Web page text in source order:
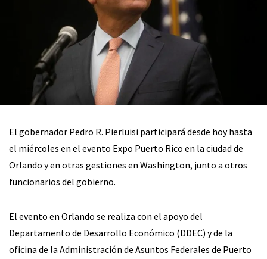
El gobernador Pedro R. Pierluisi participará desde hoy hasta
el miércoles en el evento Expo Puerto Rico en la ciudad de
Orlando y en otras gestiones en Washington, junto a otros
funcionarios del gobierno.
El evento en Orlando se realiza con el apoyo del
Departamento de Desarrollo Económico (DDEC) y de la
oficina de la Administración de Asuntos Federales de Puerto